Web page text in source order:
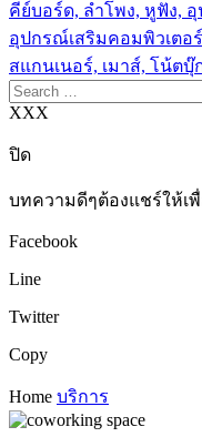
คีย์บอร์ด, ลำโพง, หูฟัง,
อุปกรณ์เสริมคอมพิวเตอ
สแกนเนอร์, เมาส์, โน้ตบุ๊
Search
for:
XXX
ปิด
บทความดีๆต้องแชร์ให้เ
Facebook
Line
Twitter
Copy
Home บริการ